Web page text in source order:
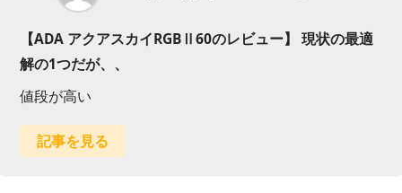
【ADA アクアスカイRGBⅡ60のレビュー】 現状の最適
解の1つだが、、
値段が高い
記事を見る